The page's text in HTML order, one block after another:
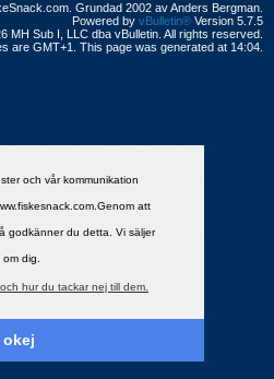
och vår kommunikation
att
godkänner du detta. Vi säljer
dig.
hur du tackar nej till dem.
okej
Grundad 2002 av Anders Bergman.
Powered by vBulletin® Version 5.7.5
MH Sub I, LLC dba vBulletin. All rights reserved.
are GMT+1. This page was generated at 14:04.